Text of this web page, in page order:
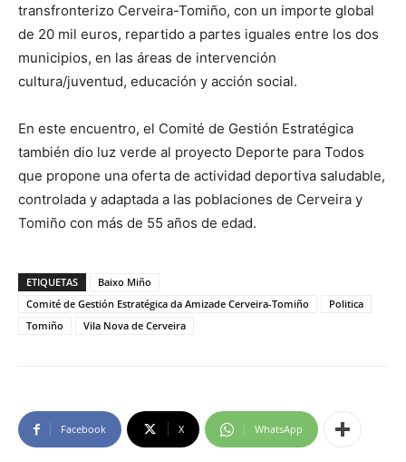
transfronterizo Cerveira-Tomiño, con un importe global
de 20 mil euros, repartido a partes iguales entre los dos
municipios, en las áreas de intervención
cultura/juventud, educación y acción social.
En este encuentro, el Comité de Gestión Estratégica
también dio luz verde al proyecto Deporte para Todos
que propone una oferta de actividad deportiva saludable,
controlada y adaptada a las poblaciones de Cerveira y
Tomiño con más de 55 años de edad.
ETIQUETAS
Baixo Miño
Comité de Gestión Estratégica da Amizade Cerveira-Tomiño
Politica
Tomiño
Vila Nova de Cerveira
Facebook X WhatsApp